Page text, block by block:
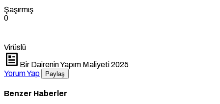
Şaşırmış
0
Virüslü
Bir Dairenin Yapım Maliyeti 2025
Yorum Yap
Paylaş
Benzer Haberler